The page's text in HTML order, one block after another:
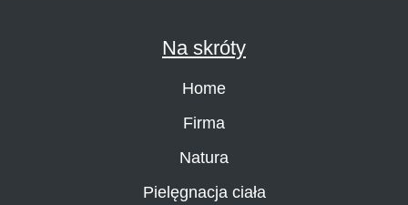
Na skróty
Home
Firma
Natura
Pielęgnacja ciała